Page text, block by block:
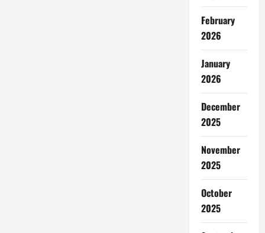
February
2026
January
2026
December
2025
November
2025
October
2025